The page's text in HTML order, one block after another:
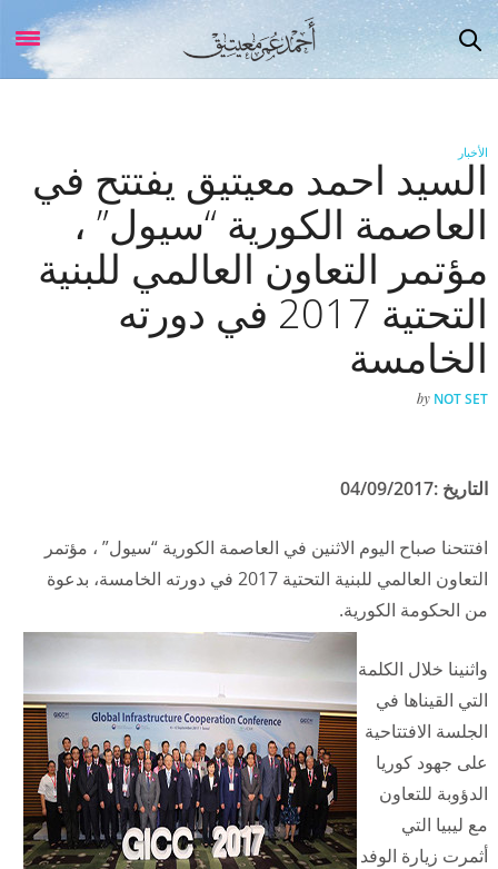
الأخبار
السيد احمد معيتيق يفتتح في
العاصمة الكورية “سيول” ،
مؤتمر التعاون العالمي للبنية
التحتية 2017 في دورته
الخامسة
by NOT SET
التاريخ :04/09/2017
افتتحنا صباح اليوم الاثنين في العاصمة الكورية “سيول” ، مؤتمر
التعاون العالمي للبنية التحتية 2017 في دورته الخامسة، بدعوة
من الحكومة الكورية.
واثنينا خلال الكلمة
التي القيناها في
الجلسة الافتتاحية
على جهود كوريا
الدؤوبة للتعاون
مع ليبيا التي
أثمرت زيارة الوفد